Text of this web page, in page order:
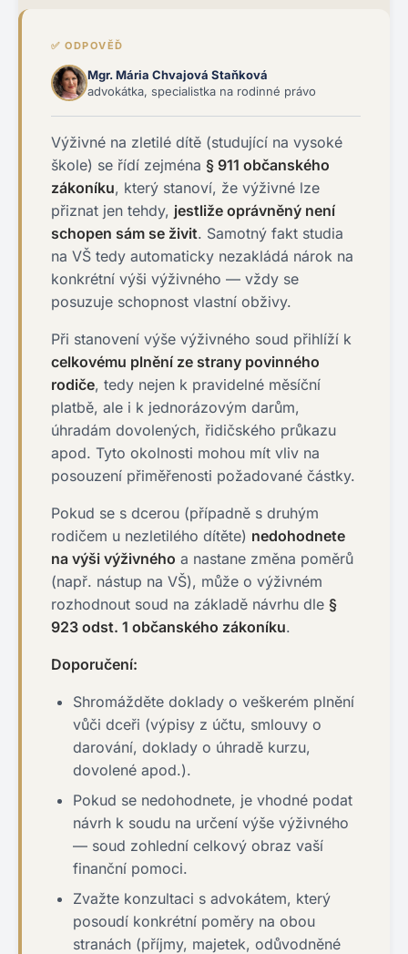
✅ ODPOVĚĎ
Mgr. Mária Chvajová Staňková
advokátka, specialistka na rodinné právo
Výživné na zletilé dítě (studující na vysoké
škole) se řídí zejména § 911 občanského
zákoníku, který stanoví, že výživné lze
přiznat jen tehdy, jestliže oprávněný není
schopen sám se živit. Samotný fakt studia
na VŠ tedy automaticky nezakládá nárok na
konkrétní výši výživného — vždy se
posuzuje schopnost vlastní obživy.
Při stanovení výše výživného soud přihlíží k
celkovému plnění ze strany povinného
rodiče, tedy nejen k pravidelné měsíční
platbě, ale i k jednorázovým darům,
úhradám dovolených, řidičského průkazu
apod. Tyto okolnosti mohou mít vliv na
posouzení přiměřenosti požadované částky.
Pokud se s dcerou (případně s druhým
rodičem u nezletilého dítěte) nedohodnete
na výši výživného a nastane změna poměrů
(např. nástup na VŠ), může o výživném
rozhodnout soud na základě návrhu dle §
923 odst. 1 občanského zákoníku.
Doporučení:
Shromážděte doklady o veškerém plnění
vůči dceři (výpisy z účtu, smlouvy o
darování, doklady o úhradě kurzu,
dovolené apod.).
Pokud se nedohodnete, je vhodné podat
návrh k soudu na určení výše výživného
— soud zohlední celkový obraz vaší
finanční pomoci.
Zvažte konzultaci s advokátem, který
posoudí konkrétní poměry na obou
stranách (příjmy, majetek, odůvodněné